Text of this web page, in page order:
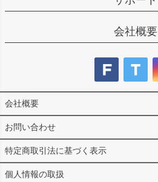
会社概要
会社概要
お問い合わせ
特定商取引法に基づく表示
個人情報の取扱